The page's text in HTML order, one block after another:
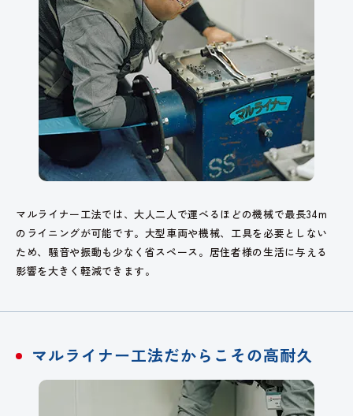
マルライナー工法では、大人二人で運べるほどの機械で最長34m
のライニングが可能です。大型車両や機械、工具を必要としない
ため、騒音や振動も少なく省スペース。居住者様の生活に与える
影響を大きく軽減できます。
マルライナー工法だからこその高耐久